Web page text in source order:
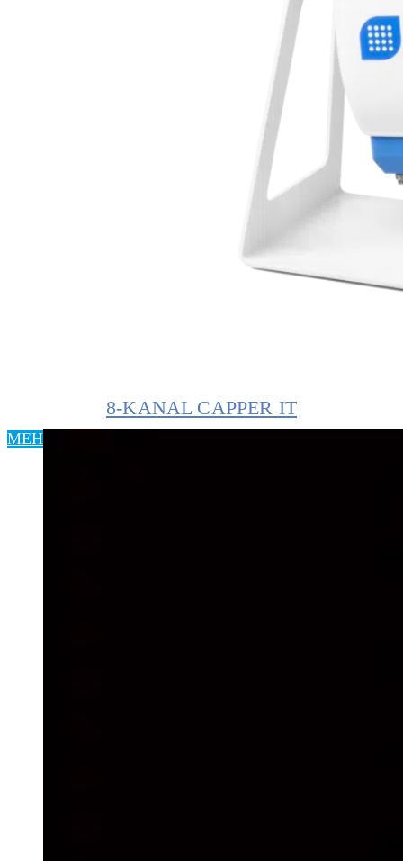
8-KANAL CAPPER IT
MEHR ERFAHREN